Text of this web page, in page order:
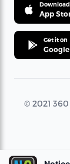
App
Get it on
© 2021